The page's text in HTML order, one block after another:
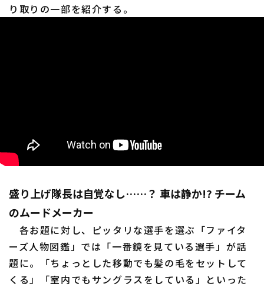
オリックス・バファローズ
利用規約
運営会社（別ウィンドウで開く） よくある質問
特定商取引法の表示 アルバイト募集（別ウィンドウで開く
り取りの一部を紹介する。
盛り上げ隊長は自覚なし……？ 車は静か!? チーム
のムードメーカー
各お題に対し、ピッタリな選手を選ぶ「ファイタ
ーズ人物図鑑」では「一番鏡を見ている選手」が話
題に。「ちょっとした移動でも髪の毛をセットして
くる」「室内でもサングラスをしている」といった